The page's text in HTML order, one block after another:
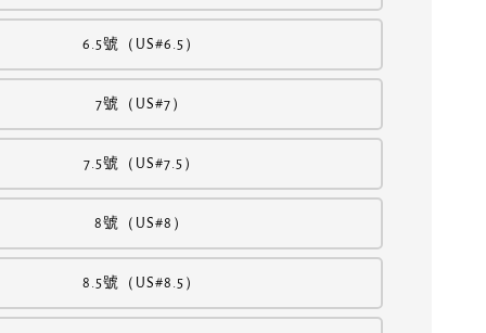
6.5號（US#6.5）
7號（US#7）
7.5號（US#7.5）
8號（US#8）
8.5號（US#8.5）